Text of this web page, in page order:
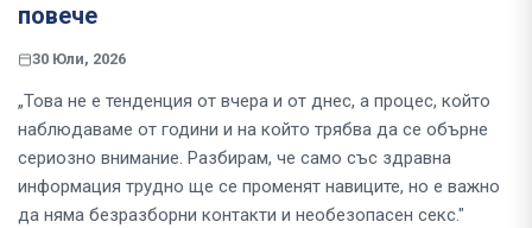
повече
30 Юли, 2026
„Това не е тенденция от вчера и от днес, а процес, който
наблюдаваме от години и на който трябва да се обърне
сериозно внимание. Разбирам, че само със здравна
информация трудно ще се променят навиците, но е важно
да няма безразборни контакти и необезопасен секс."